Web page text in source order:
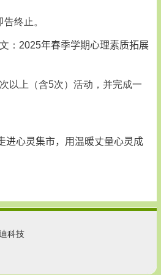
终止。
： 2025年春季学期心理素质拓展
以上（含5次）活动，并完成一
进心灵集市，用温暖丈量心灵成
科技